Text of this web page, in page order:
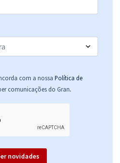
com a nossa Política de
comunicações do Gran.
novidades